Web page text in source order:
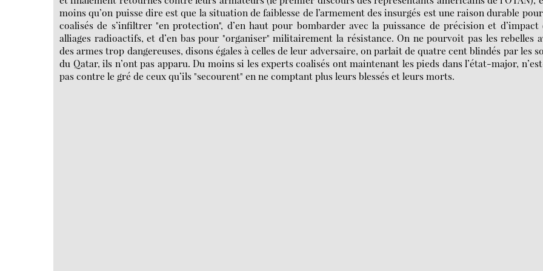
moins qu’on puisse dire est que la situation de faiblesse de l’armement des insurgés est une raison durable
coalisés de s’infiltrer "en protection", d’en haut pour bombarder avec la puissance de précision et d’impact
alliages radioactifs, et d’en bas pour "organiser" militairement la résistance. On ne pourvoit pas les rebelles
des armes trop dangereuses, disons égales à celles de leur adversaire, on parlait de quatre cent blindés par les
du Qatar, ils n’ont pas apparu. Du moins si les experts coalisés ont maintenant les pieds dans l’état-major,
pas contre le gré de ceux qu’ils "secourent" en ne comptant plus leurs blessés et leurs morts.